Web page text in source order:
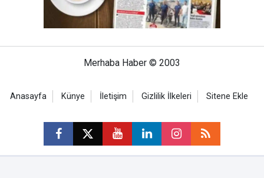
Merhaba Haber © 2003
Anasayfa Künye İletişim Gizlilik İlkeleri Sitene Ekle